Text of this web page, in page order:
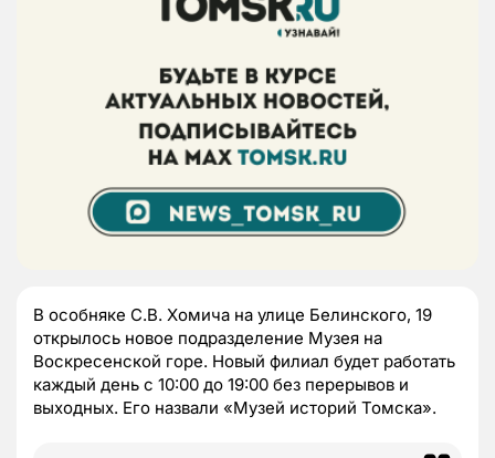
В особняке С.В. Хомича на улице Белинского, 19
открылось новое подразделение Музея на
Воскресенской горе. Новый филиал будет работать
каждый день с 10:00 до 19:00 без перерывов и
выходных. Его назвали «Музей историй Томска».